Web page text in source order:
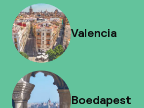
Valencia
Boedapest